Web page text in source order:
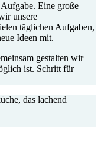
Eine große
unsere
täglichen Aufgaben,
Ideen mit.
gestalten wir
ist. Schritt für